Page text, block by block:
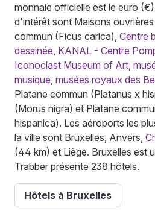
monnaie officielle est le euro
d'intérêt sont Maisons
commun (Ficus carica), Centre
dessinée KANAL - Centre
Iconoclast Museum of Art
musique musées royaux des
Platane commun (Platanus x
(Morus nigra) et Platane
hispanica). Les aéroports les
la ville sont Bruxelles, Anvers,
(44 km) et Liège. Bruxelles est
Trabber présente 238 hôtels.
Hôtels à Bruxelles